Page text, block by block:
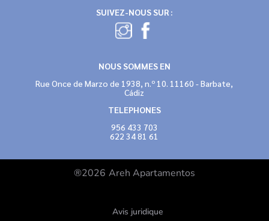
SUIVEZ-NOUS SUR :
NOUS SOMMES EN
Rue Once de Marzo de 1938, n.º 10. 11160 - Barbate,
Cádiz
TELEPHONES
956 433 703
622 34 81 61
®2026 Areh Apartamentos
Avis juridique